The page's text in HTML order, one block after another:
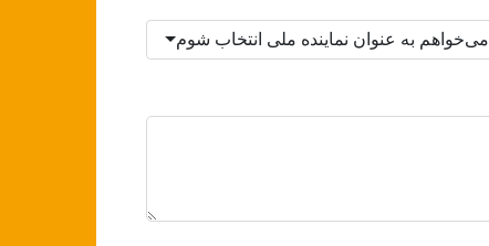
می‌خواهم به عنوان نماینده ملی انتخاب شوم